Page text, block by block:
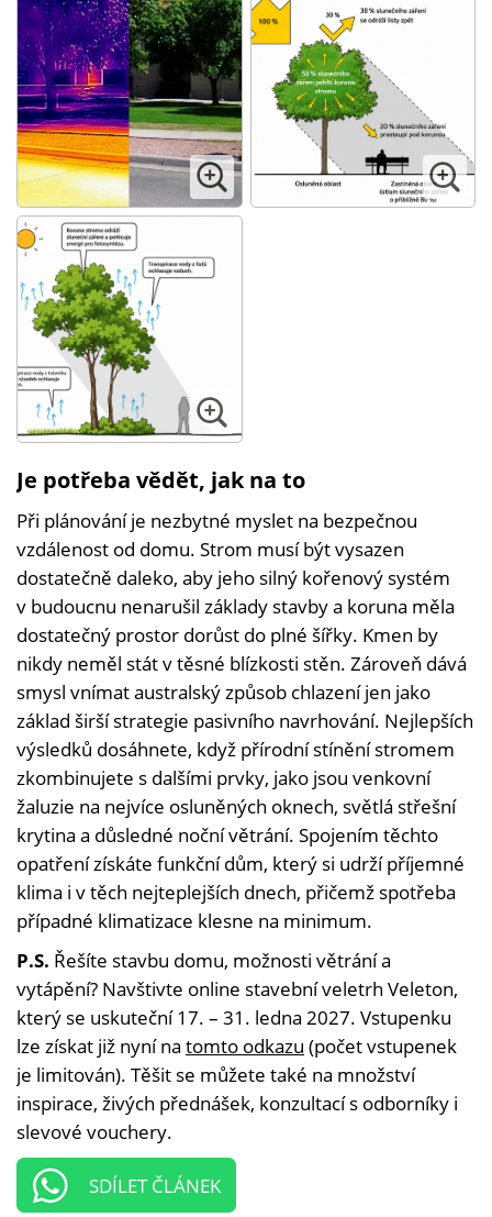
Je potřeba vědět, jak na to
Při plánování je nezbytné myslet na bezpečnou
vzdálenost od domu. Strom musí být vysazen
dostatečně daleko, aby jeho silný kořenový systém
v budoucnu nenarušil základy stavby a koruna měla
dostatečný prostor dorůst do plné šířky. Kmen by
nikdy neměl stát v těsné blízkosti stěn. Zároveň dává
smysl vnímat australský způsob chlazení jen jako
základ širší strategie pasivního navrhování. Nejlepších
výsledků dosáhnete, když přírodní stínění stromem
zkombinujete s dalšími prvky, jako jsou venkovní
žaluzie na nejvíce osluněných oknech, světlá střešní
krytina a důsledné noční větrání. Spojením těchto
opatření získáte funkční dům, který si udrží příjemné
klima i v těch nejteplejších dnech, přičemž spotřeba
případné klimatizace klesne na minimum.
P.S. Řešíte stavbu domu, možnosti větrání a
vytápění? Navštivte online stavební veletrh Veleton,
který se uskuteční 17. – 31. ledna 2027. Vstupenku
lze získat již nyní na tomto odkazu (počet vstupenek
je limitován). Těšit se můžete také na množství
inspirace, živých přednášek, konzultací s odborníky i
slevové vouchery.
SDÍLET ČLÁNEK